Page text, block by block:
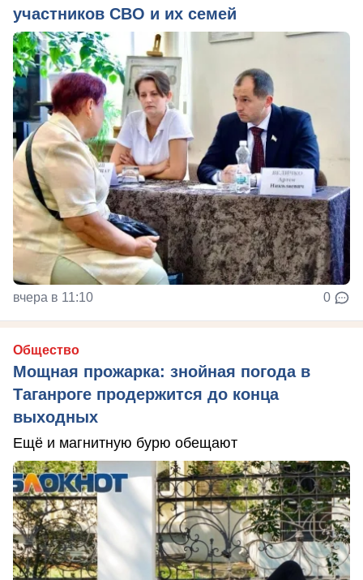
участников СВО и их семей
вчера в 11:10 0
Общество
Мощная прожарка: знойная погода в
Таганроге продержится до конца
выходных
Ещё и магнитную бурю обещают